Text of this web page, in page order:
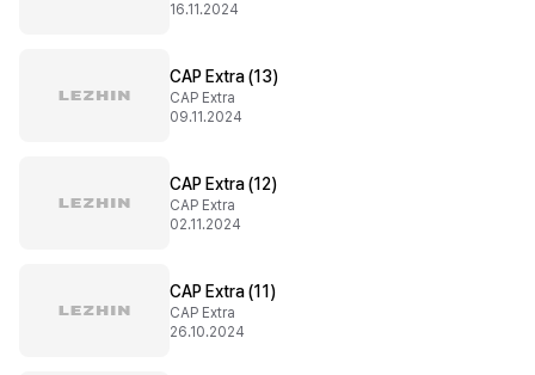
16.11.2024
CAP Extra (13)
CAP Extra
09.11.2024
CAP Extra (12)
CAP Extra
02.11.2024
CAP Extra (11)
CAP Extra
26.10.2024